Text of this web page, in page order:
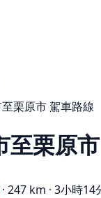
栗原市 駕車路線
至栗原
· 247 km · 3小時14